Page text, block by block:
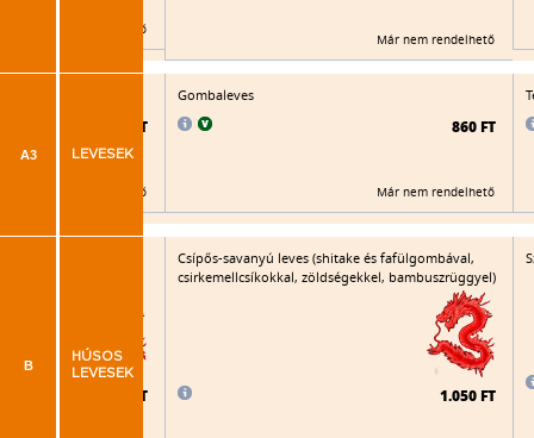
Már nem rendelhető
Már nem rendelhető
A3 LEVESEK
1.015 FT
Már nem rendelhető
Gombaleves
860 FT
Már nem rendelhető
B
HÚSOS
LEVESEK
1.060 FT
Csípős-savanyú leves (shitake és fafülgombával,
csirkemellcsíkokkal, zöldségekkel, bambuszrüggyel)
1.050 FT